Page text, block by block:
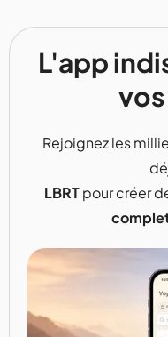
L'app
Rejoignez les
LBRTpour créer